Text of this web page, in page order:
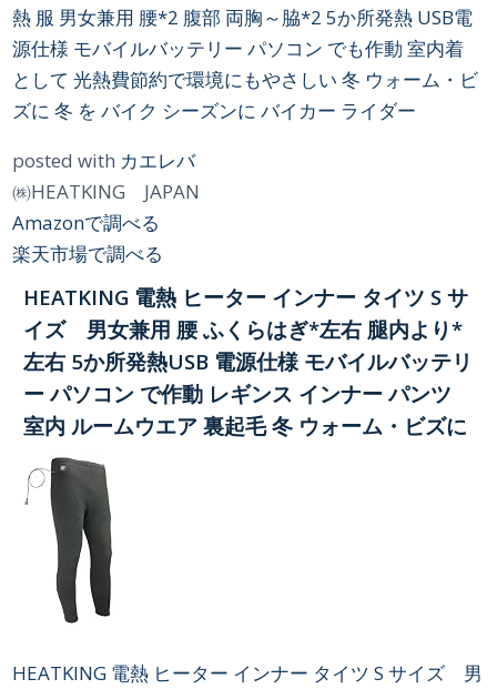
熱 服 男女兼用 腰*2 腹部 両胸～脇*2 5か所発熱 USB電
源仕様 モバイルバッテリー パソコン でも作動 室内着
として 光熱費節約で環境にもやさしい 冬 ウォーム・ビ
ズに 冬 を バイク シーズンに バイカー ライダー
posted with カエレバ
㈱HEATKING JAPAN
Amazonで調べる
楽天市場で調べる
HEATKING 電熱 ヒーター インナー タイツ S サ
イズ 男女兼用 腰 ふくらはぎ*左右 腿内より*
左右 5か所発熱USB 電源仕様 モバイルバッテリ
ー パソコン で作動 レギンス インナー パンツ
室内 ルームウエア 裏起毛 冬 ウォーム・ビズに
HEATKING 電熱 ヒーター インナー タイツ S サイズ 男